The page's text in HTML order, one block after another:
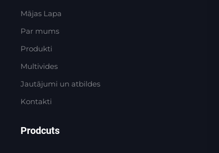
Mājas Lapa
Par mums
Produkti
Multivides
Jautājumi un atbildes
Kontakti
Prodcuts